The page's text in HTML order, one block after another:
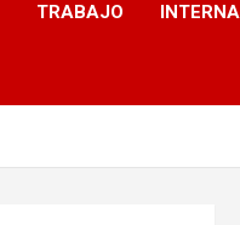
TRABAJO